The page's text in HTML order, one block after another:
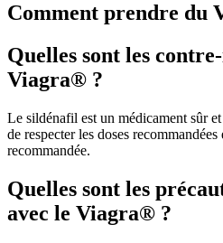
Comment prendre du
Quelles sont les
Viagra® ?
Le sildénafil est un médicament sûr
de respecter les doses
recommandée.
Quelles sont les
avec le Viagra® ?